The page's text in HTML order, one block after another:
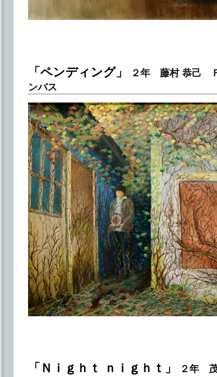
「ペンディング」
２年 藤村 恭己
ンバス
「Ｎｉｇｈｔ ｎｉｇｈｔ」
２年